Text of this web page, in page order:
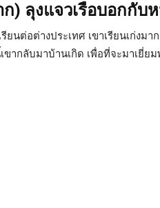
ก) ลุงแจวเรือบอกกับ
นต่อต่างประเทศ เขาเรียนเก่งม
ขากลับมาบ้านเกิด เพื่อที่จะมาเยี่